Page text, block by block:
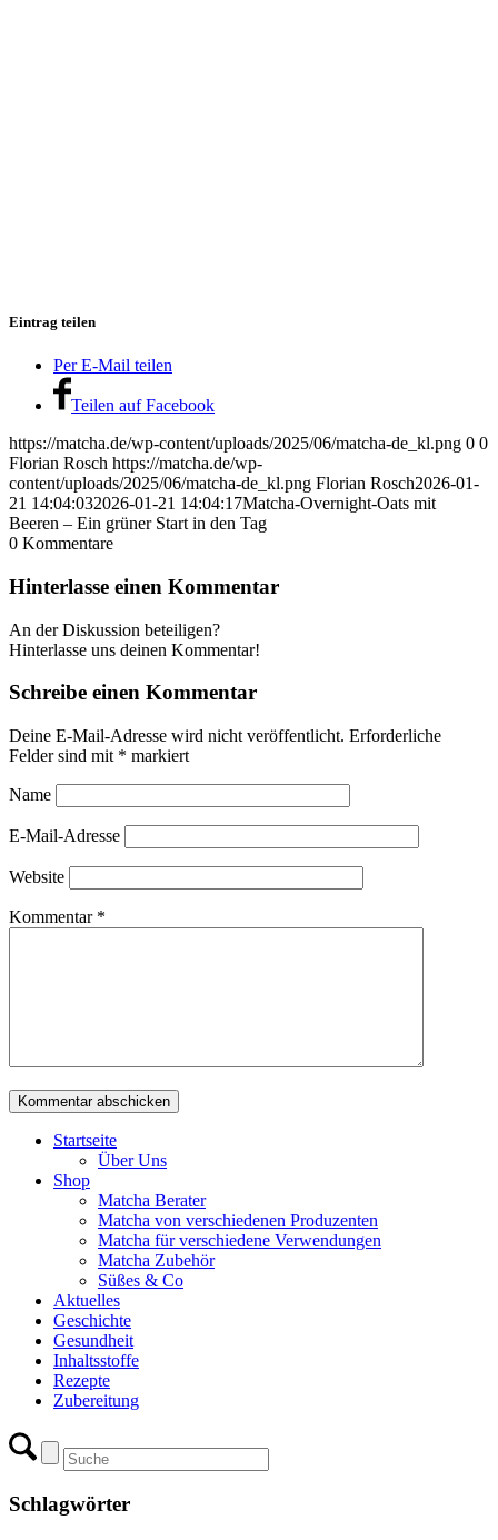
Eintrag teilen
Per E-Mail teilen
Teilen auf Facebook
https://matcha.de/wp-content/uploads/2025/06/matcha-de_kl.png 0 0
Florian Rosch https://matcha.de/wp-
content/uploads/2025/06/matcha-de_kl.png Florian Rosch2026-01-
21 14:04:032026-01-21 14:04:17Matcha-Overnight-Oats mit
Beeren – Ein grüner Start in den Tag
0 Kommentare
Hinterlasse einen Kommentar
An der Diskussion beteiligen?
Hinterlasse uns deinen Kommentar!
Schreibe einen Kommentar
Deine E-Mail-Adresse wird nicht veröffentlicht. Erforderliche
Felder sind mit * markiert
Name
E-Mail-Adresse
Website
Kommentar *
Startseite
Über Uns
Shop
Matcha Berater
Matcha von verschiedenen Produzenten
Matcha für verschiedene Verwendungen
Matcha Zubehör
Süßes & Co
Aktuelles
Geschichte
Gesundheit
Inhaltsstoffe
Rezepte
Zubereitung
Schlagwörter